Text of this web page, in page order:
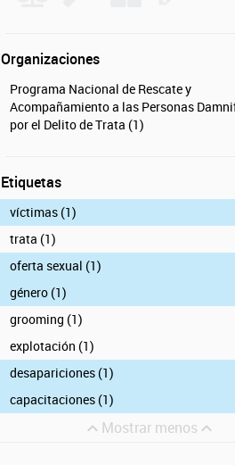
Organizaciones
Programa Nacional de Rescate y
Acompañamiento a las Personas
por el Delito de Trata (1)
Etiquetas
víctimas (1)
trata (1)
oferta sexual (1)
género (1)
grooming (1)
explotación (1)
desapariciones (1)
capacitaciones (1)
Mostrar menos